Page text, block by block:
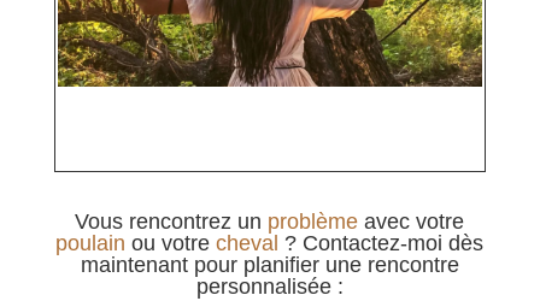
Vous rencontrez un problème avec votre
poulain ou votrecheval ? Contactez-moi dès
maintenant pour planifier une rencontre
personnalisée :